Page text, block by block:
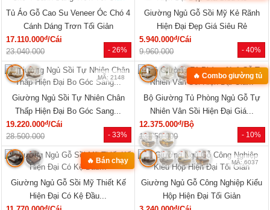
- 25%
Tựa Nan Hiện Đại Mới Giá Rẻ
- 31%
Vân Đẹp Hiện Đại Tay Tựa Lớn
đ
111.170.000
NỘI THẤT PHÒNG NGỦ Xem tất cả »
🔥 Mẫu bán chạy 🔥 Giá tốt nhất tháng